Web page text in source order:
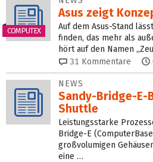
COMPUTEX
Asus zeigt
Auf dem Asus-Stand
finden, das mehr als
hört auf den Namen
31 Kommentare
NEWS
Sandy-Bridge-E-
Shuttle
Leistungsstarke
Bridge-E
großvolumigen
eine …